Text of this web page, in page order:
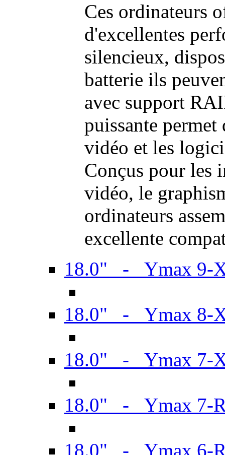
Ces ordinateurs
d'excellentes
silencieux,
batterie ils
avec support
puissante permet
vidéo et les
Conçus pour les
vidéo, le
ordinateurs
excellente
18.0" - Ymax 9-
18.0" - Ymax 8-
18.0" - Ymax 7-
18.0" - Ymax 7-
18.0" - Ymax 6-